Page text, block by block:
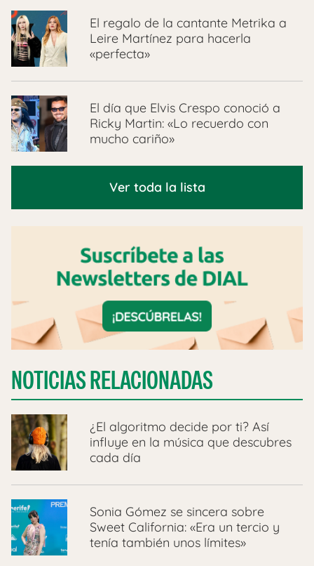
El regalo de la cantante Metrika a
Leire Martínez para hacerla
«perfecta»
El día que Elvis Crespo conoció a
Ricky Martin: «Lo recuerdo con
mucho cariño»
Ver toda la lista
NOTICIAS RELACIONADAS
¿El algoritmo decide por ti? Así
influye en la música que descubres
cada día
Sonia Gómez se sincera sobre
Sweet California: «Era un tercio y
tenía también unos límites»